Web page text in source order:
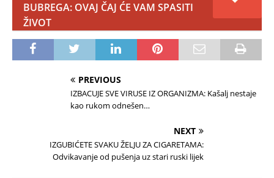
BUBREGA: OVAJ ČAJ ĆE VAM SPASITI
ŽIVOT
PREVIOUS
IZBACUJE SVE VIRUSE IZ ORGANIZMA: Kašalj nestaje
kao rukom odnešen…
NEXT
IZGUBIĆETE SVAKU ŽELJU ZA CIGARETAMA:
Odvikavanje od pušenja uz stari ruski lijek